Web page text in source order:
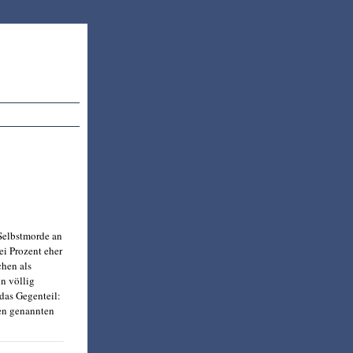
an
Prozent eher
als
völlig
Gegenteil:
genannten